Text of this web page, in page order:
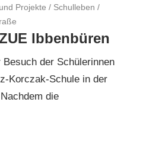
Projekte / Schulleben /
Ibbenbüren
der Schülerinnen
Korczak-Schule in der
die